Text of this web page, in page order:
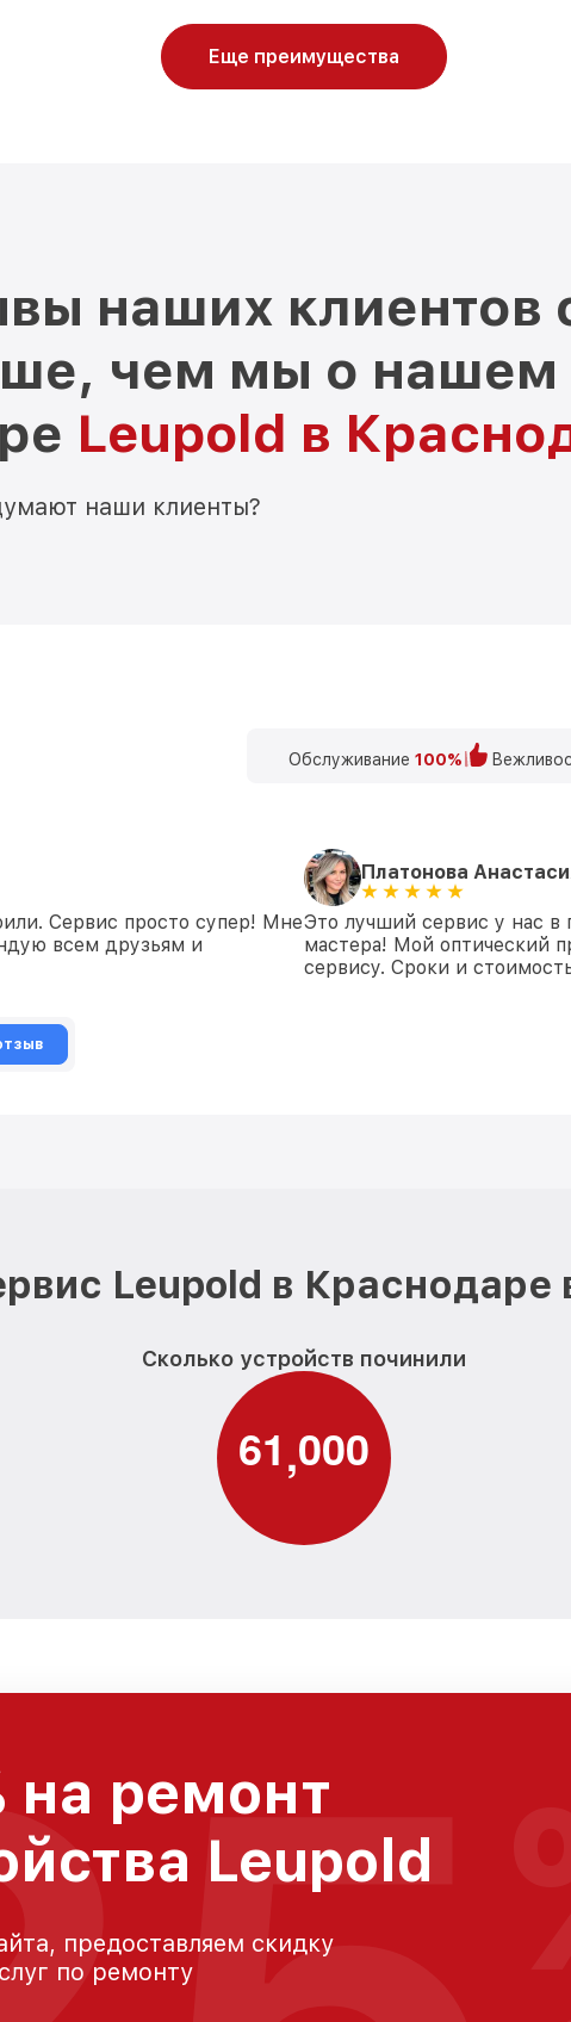
Еще преимущества
наших клиентов
чем мы о нашем
Leupold в
наши клиенты?
Обслуживание 100%
Сервис просто супер! Мне
всем друзьям и
Платонова
Это лучший сервис у нас в
мастера! Мой оптический
сервису. Сроки и
Leupold в Краснодаре
Сколько устройств починили
61,000
на ремонт
Leupold
предоставляем скидку
по ремонту